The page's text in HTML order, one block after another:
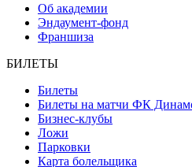
Об академии
Эндаумент-фонд
Франшиза
БИЛЕТЫ
Билеты
Билеты на матчи ФК
Бизнес-клубы
Ложи
Парковки
Карта болельщика